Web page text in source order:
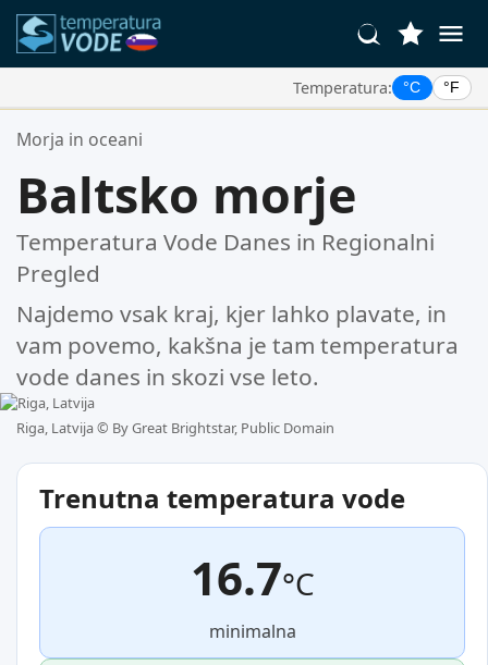
Temperatura: °C °F
Vaše Priljubljene Lokacije:
Morja in oceani
Baltsko morje
Temperatura Vode Danes in Regionalni
Pregled
Najdemo vsak kraj, kjer lahko plavate, in
vam povemo, kakšna je tam temperatura
vode danes in skozi vse leto.
Riga, Latvija © By Great Brightstar, Public Domain
Trenutna temperatura vode
16.7°C
minimalna